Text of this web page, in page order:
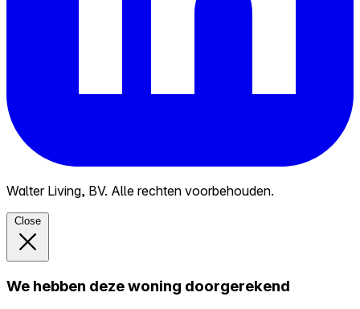
Walter Living, BV. Alle rechten voorbehouden.
Close
We hebben deze woning doorgerekend